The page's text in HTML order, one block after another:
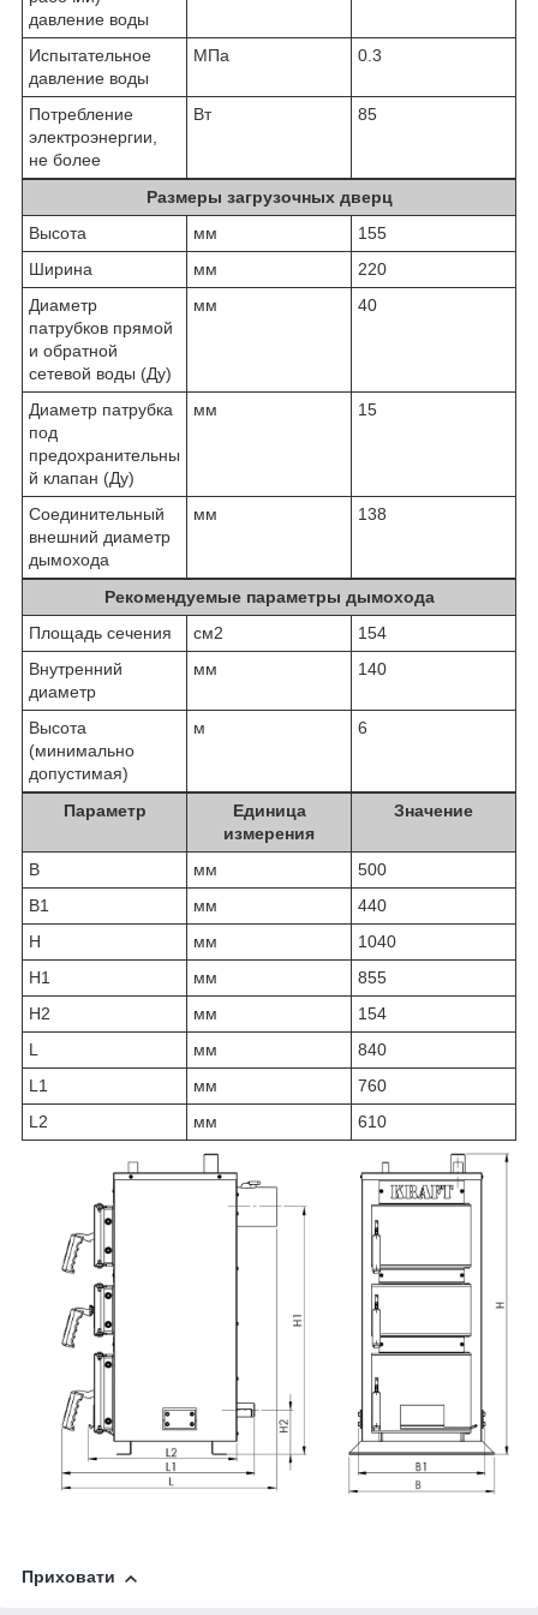
давление воды
Испытательное
давление воды
МПа 0.3
Потребление
электроэнергии,
не более
Вт 85
Размеры загрузочных дверц
Высота
мм
155
Ширина
мм
220
Диаметр
патрубков прямой
и обратной
сетевой воды (Ду)
мм 40
Диаметр патрубка
под
предохранительны
й клапан (Ду)
мм 15
Соединительный
внешний диаметр
дымохода
мм 138
Рекомендуемые параметры дымохода
Площадь сечения
см2
154
Внутренний
диаметр
мм 140
Высота
(минимально
допустимая)
м 6
Параметр
Единица
измерения
Значение
B мм
500
B1
мм
440
H
мм
1040
H1
мм
855
H2
мм
154
L
мм
840
L1
мм
760
L2
мм 610
Приховати